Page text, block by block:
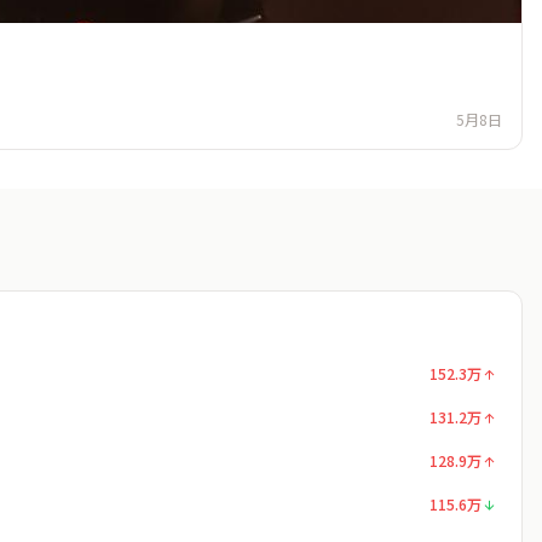
5月8日
152.3万
131.2万
128.9万
115.6万